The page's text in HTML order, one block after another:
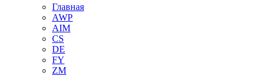
Главная
AWP
AIM
CS
DE
FY
ZM